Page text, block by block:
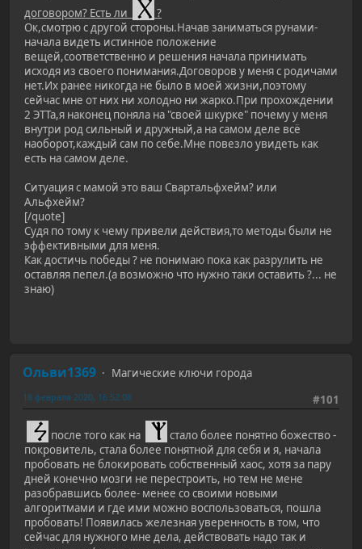
договором? Есть ли
?
Ок,смотрю с другой стороны.Начав заниматься рунами-
начала видеть истинное положение
вещей,соответственно и решения начала принимать
исходя из своего понимания.Договоров у меня с родичами
нет.Их ранее никогда не было в моей жизни,поэтому
сейчас мне от них ни холодно ни жарко.При прохождении
2 ЭТТа,я наконец поняла на "своей шкурке" почему у меня
внутри род сильный и дружный,а на самом деле всё
наоборот,каждый сам по себе.Мне повезло увидеть как
есть на самом деле.
Ситуация с мамой это ваш Свартальфхейм? или
Альфхейм?
[/quote]
Судя по тому к чему привели действия,то методы были не
эффективными для меня.
Как достичь победы ? не понимаю пока как разрулить не
оставляя пепел.(а возможно что нужно таки оставить ?... не
знаю)
Ольви1369
Магические ключи города
#101
18 февраля 2020, 16:52:08
после того как на
стало более понятно божество -
покровитель, стала более понятной для себя и я, начала
пробовать не блокировать собственный хаос, хотя за пару
дней конечно мозги не перестроить, но тем не мене
разобравшись более- менее со своими новыми
алгоритмами и где ими можно воспользоваться, пошла
пробовать! Появилась железная уверенность в том, что
сейчас для нужного мне дела, действовать надо так и